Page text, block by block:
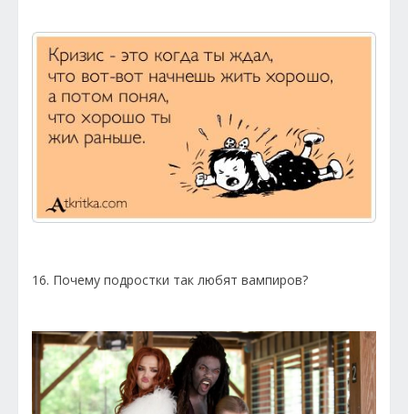
16. Почему подростки так любят вампиров?